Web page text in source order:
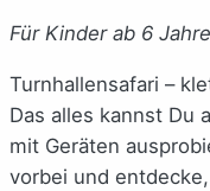
Für Kinder ab 6
Turnhallensafari –
Das alles kannst Du
mit Geräten
vorbei und